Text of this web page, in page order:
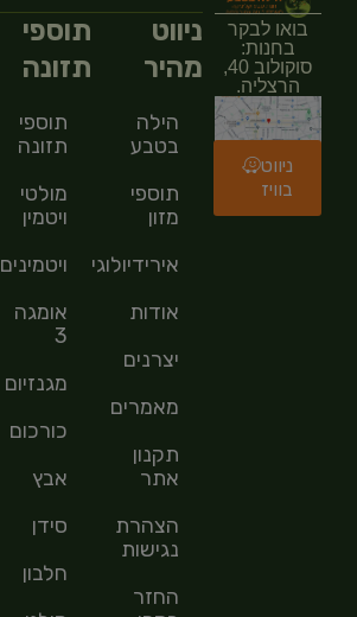
בואו לבקר
בחנות:
סוקולוב 40,
הרצליה.
ניווט
בוויז
ניווט
מהיר
הילה
בטבע
תוספי
מזון
אירידיולוגיה
אודות
יצרנים
מאמרים
תקנון
אתר
הצהרת
נגישות
החזר
תוספי
תזונה
תוספי
תזונה
מולטי
ויטמין
ויטמינים
אומגה
3
מגנזיום
כורכום
אבץ
סידן
חלבון